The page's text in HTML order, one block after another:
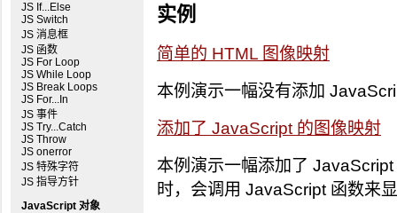
JS If...Else
JS Switch
JS 消息框
JS 函数
JS For Loop
JS While Loop
JS Break Loops
JS For...In
JS 事件
JS Try...Catch
JS Throw
JS onerror
JS 特殊字符
JS 指导方针
JavaScript 对象
实例
简单的 HTML 图像映射
本例演示一幅没有添加
添加了 JavaScript 的图像映射
本例演示一幅添加了
时，会调用 JavaScript 函数来